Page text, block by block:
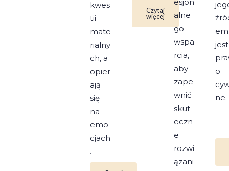
kwes
tii
mate
rialny
ch, a
opier
ają
się
na
emo
cjach
.
Czytaj
więcej
esjon
alne
go
wspa
rcia,
aby
zape
wnić
skut
eczn
e
rozwi
ązani
em
jest
o
ne.